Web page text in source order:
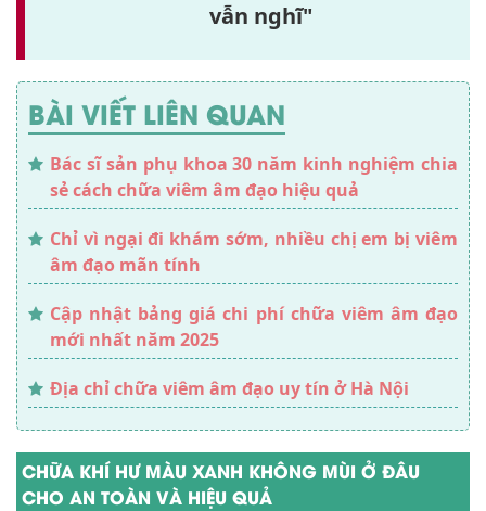
vẫn nghĩ"
BÀI VIẾT LIÊN QUAN
Bác sĩ sản phụ khoa 30 năm kinh nghiệm chia
sẻ cách chữa viêm âm đạo hiệu quả
Chỉ vì ngại đi khám sớm, nhiều chị em bị viêm
âm đạo mãn tính
Cập nhật bảng giá chi phí chữa viêm âm đạo
mới nhất năm 2025
Địa chỉ chữa viêm âm đạo uy tín ở Hà Nội
CHỮA KHÍ HƯ MÀU XANH KHÔNG MÙI Ở ĐÂU
CHO AN TOÀN VÀ HIỆU QUẢ